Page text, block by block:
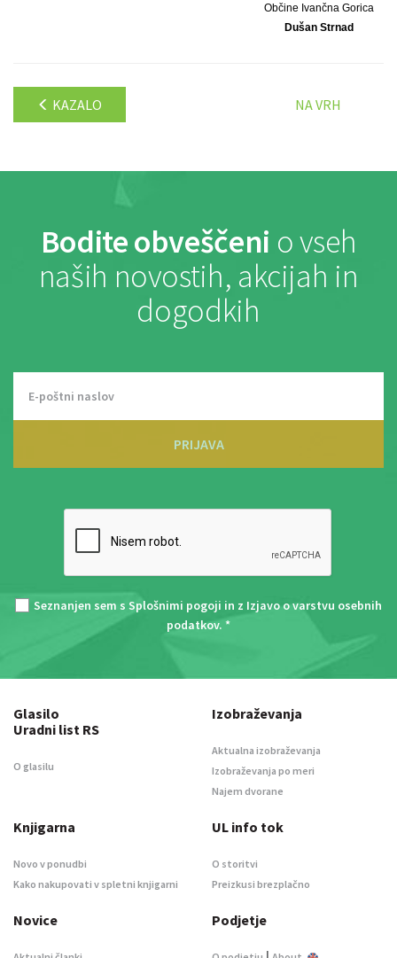
Občine Ivančna Gorica
Dušan Strnad
KAZALO NA VRH
Bodite obveščeni o vseh
naših novostih, akcijah in
dogodkih
PRIJAVA
Seznanjen sem s Splošnimi pogoji in z Izjavo o varstvu osebnih
podatkov. *
Glasilo
Uradni list RS
O glasilu
Izobraževanja
Aktualna izobraževanja
Izobraževanja po meri
Najem dvorane
Knjigarna
Novo v ponudbi
Kako nakupovati v spletni knjigarni
UL info tok
O storitvi
Preizkusi brezplačno
Novice Podjetje